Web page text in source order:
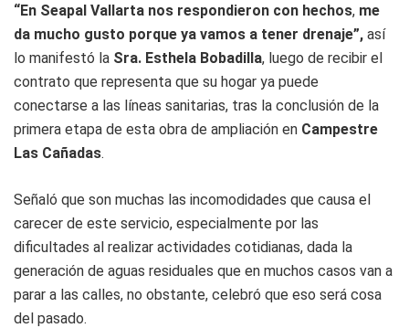
“En Seapal Vallarta nos respondieron con hechos, me
da mucho gusto porque ya vamos a tener drenaje”, así
lo manifestó la Sra. Esthela Bobadilla, luego de recibir el
contrato que representa que su hogar ya puede
conectarse a las líneas sanitarias, tras la conclusión de la
primera etapa de esta obra de ampliación en Campestre
Las Cañadas.
Señaló que son muchas las incomodidades que causa el
carecer de este servicio, especialmente por las
dificultades al realizar actividades cotidianas, dada la
generación de aguas residuales que en muchos casos van a
parar a las calles, no obstante, celebró que eso será cosa
del pasado.